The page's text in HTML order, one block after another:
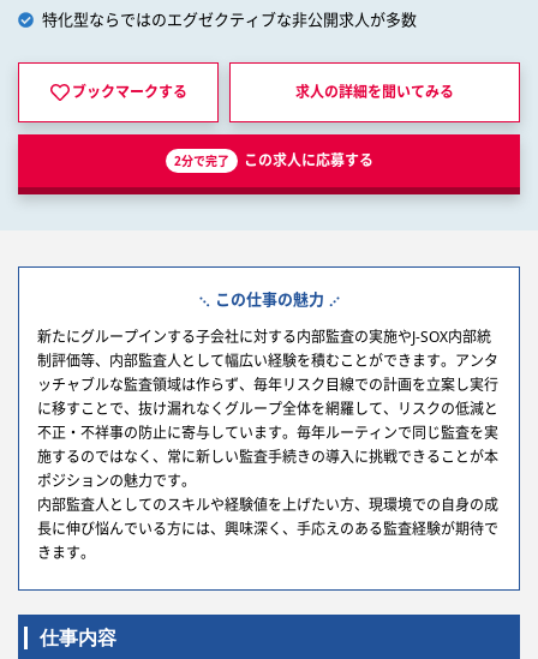
特化型ならではのエグゼクティブな非公開求人が多数
ブックマークする 求人の詳細を聞いてみる
2分で完了 この求人に応募する
この仕事の魅力
新たにグループインする子会社に対する内部監査の実施やJ-SOX内部統
制評価等、内部監査人として幅広い経験を積むことができます。アンタ
ッチャブルな監査領域は作らず、毎年リスク目線での計画を立案し実行
に移すことで、抜け漏れなくグループ全体を網羅して、リスクの低減と
不正・不祥事の防止に寄与しています。毎年ルーティンで同じ監査を実
施するのではなく、常に新しい監査手続きの導入に挑戦できることが本
ポジションの魅力です。
内部監査人としてのスキルや経験値を上げたい方、現環境での自身の成
長に伸び悩んでいる方には、興味深く、手応えのある監査経験が期待で
きます。
仕事内容